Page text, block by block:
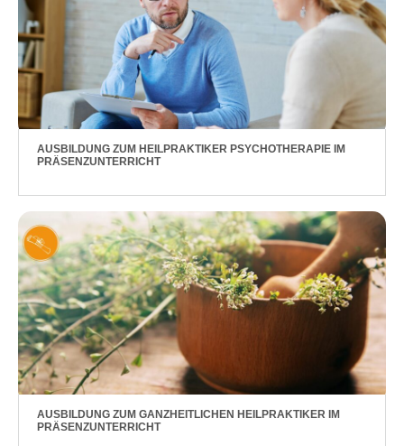
AUSBILDUNG ZUM HEILPRAKTIKER PSYCHOTHERAPIE IM
PRÄSENZUNTERRICHT
AUSBILDUNG ZUM GANZHEITLICHEN HEILPRAKTIKER IM
PRÄSENZUNTERRICHT